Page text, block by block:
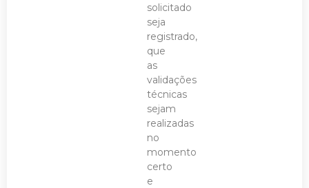
solicitado
seja
registrado,
que
as
validações
técnicas
sejam
realizadas
no
momento
certo
e